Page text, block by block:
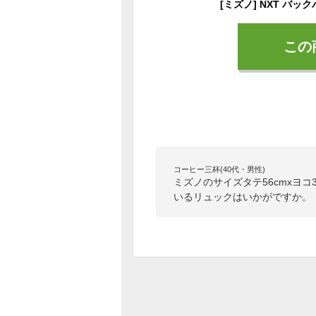
こ
コーヒー三杯(40代・男性)
ミズノのサイズタテ56cmxヨ
いるリュックはいかがですか。